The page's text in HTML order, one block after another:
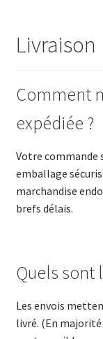
Livraison
Comment
expédiée ?
Votre commande
emballage
marchandise
brefs délais.
Quels sont
Les envois
livré. (En majorité